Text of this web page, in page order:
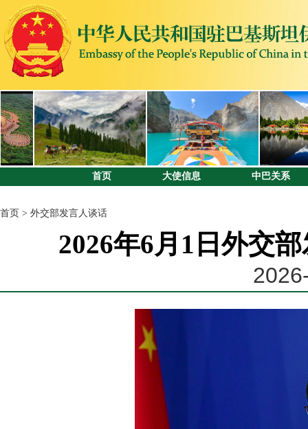
首页 大使信息 中巴关系
首页 > 外交部发言人谈话
2026年6月1日外交